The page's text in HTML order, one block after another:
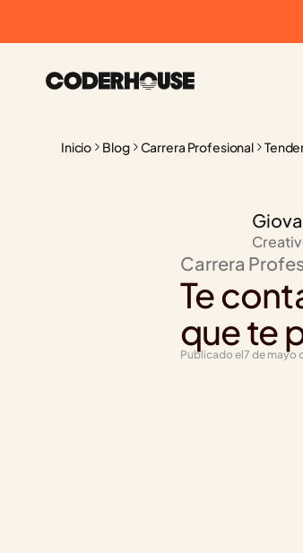
Inicio Blog Carrera Profesional
Carrera
Te
que te
Publicado el7 de mayo